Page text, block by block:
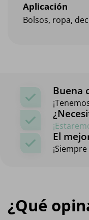
Aplicación
Bolsos, ropa,
Buena
El
¿Qué